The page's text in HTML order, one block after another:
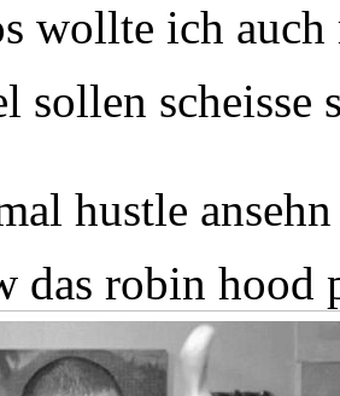
wollte ich
sollen scheisse
hustle
das robin